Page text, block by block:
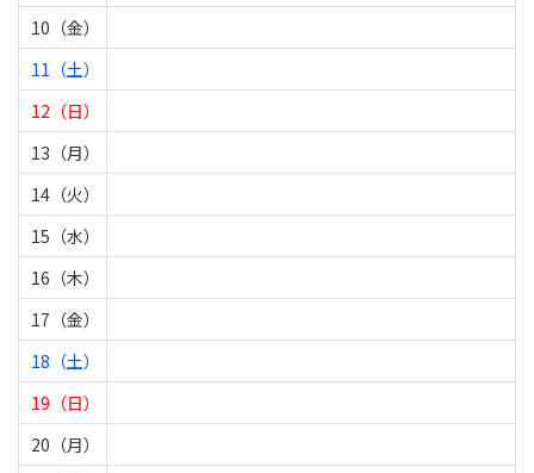
10（金）
11（土）
12（日）
13（月）
14（火）
15（水）
16（木）
17（金）
18（土）
19（日）
20（月）